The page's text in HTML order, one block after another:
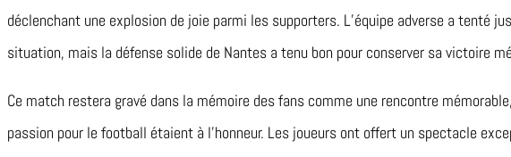
déclenchant une explosion de joie parmi les supporters. L’équipe adverse a tenté
situation, mais la défense solide de Nantes a tenu bon pour conserver sa victoire
Ce match restera gravé dans la mémoire des fans comme une rencontre
passion pour le football étaient à l’honneur. Les joueurs ont offert un spectacle